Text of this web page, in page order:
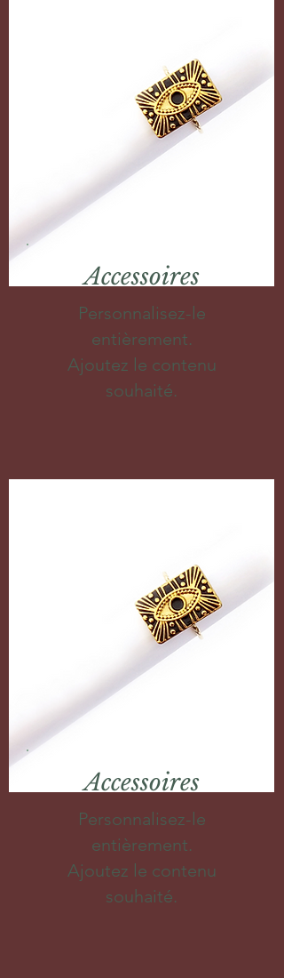
Accessoires
Personnalisez-le
entièrement.
Ajoutez le contenu
souhaité.
Accessoires
Personnalisez-le
entièrement.
Ajoutez le contenu
souhaité.